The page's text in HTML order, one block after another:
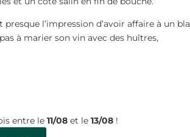
l’impression d’avoir affaire à un
à marier son vin avec des huîtres,
entre le 11/08 et le 13/08 !